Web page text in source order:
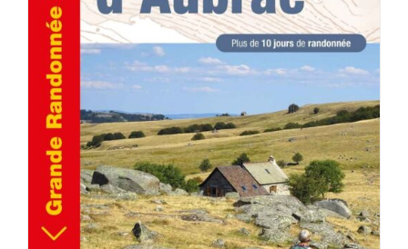
AJOUTER AU PANIER / DÉTAILS